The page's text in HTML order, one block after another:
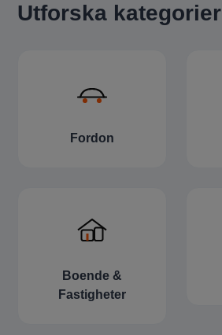
Utforska kategorier
Fordon
Boende &
Fastigheter